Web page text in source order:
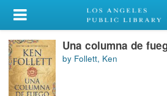
My Account
Library Card
Sign In
Una columna de
by Follett, Ken